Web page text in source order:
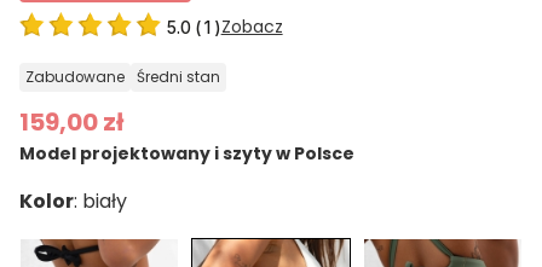
5.0 (1 )Zobacz
zabudowane średni stan
159,00 zł
Model projektowany i szyty w Polsce
Kolor